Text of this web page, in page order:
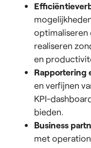
optimaliseren
realiseren
en
Rapportering
en verfijnen
KPI-
bieden.
Business
met